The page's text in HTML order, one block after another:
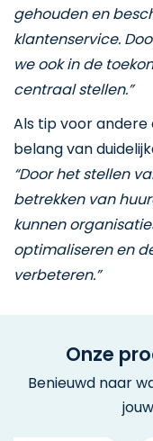
gehouden en
klantenservice.
we ook in de
centraal stellen.”
Als tip voor
belang van
“Door het stellen
betrekken van
kunnen
optimaliseren en
verbeteren.”
Onze
Benieuwd naar